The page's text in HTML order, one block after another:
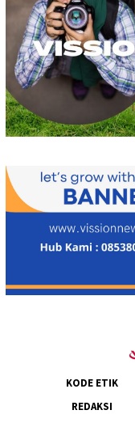
KODE ETIK
REDAKSI